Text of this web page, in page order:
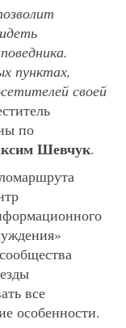
пунктах,
своей
по
Шевчук.
все
особенности.